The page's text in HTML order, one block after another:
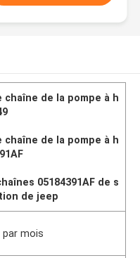
chaîne de la pompe à h
chaîne de la pompe à h
05184391AF de s
de jeep
par mois